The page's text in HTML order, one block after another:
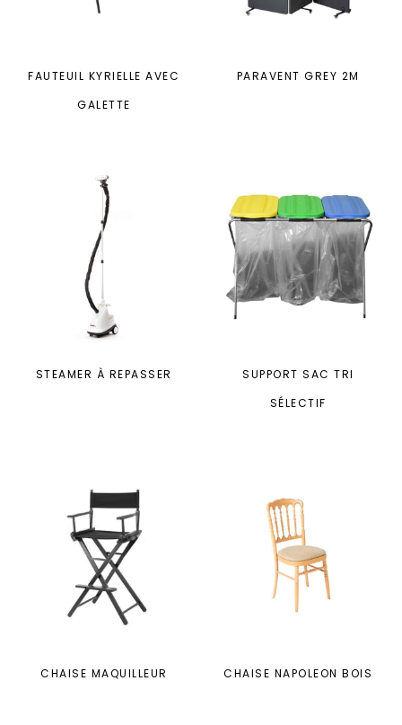
FAUTEUIL KYRIELLE AVEC
GALETTE
PARAVENT GREY 2M
STEAMER À REPASSER
SUPPORT SAC TRI
SÉLECTIF
CHAISE MAQUILLEUR CHAISE NAPOLEON BOIS